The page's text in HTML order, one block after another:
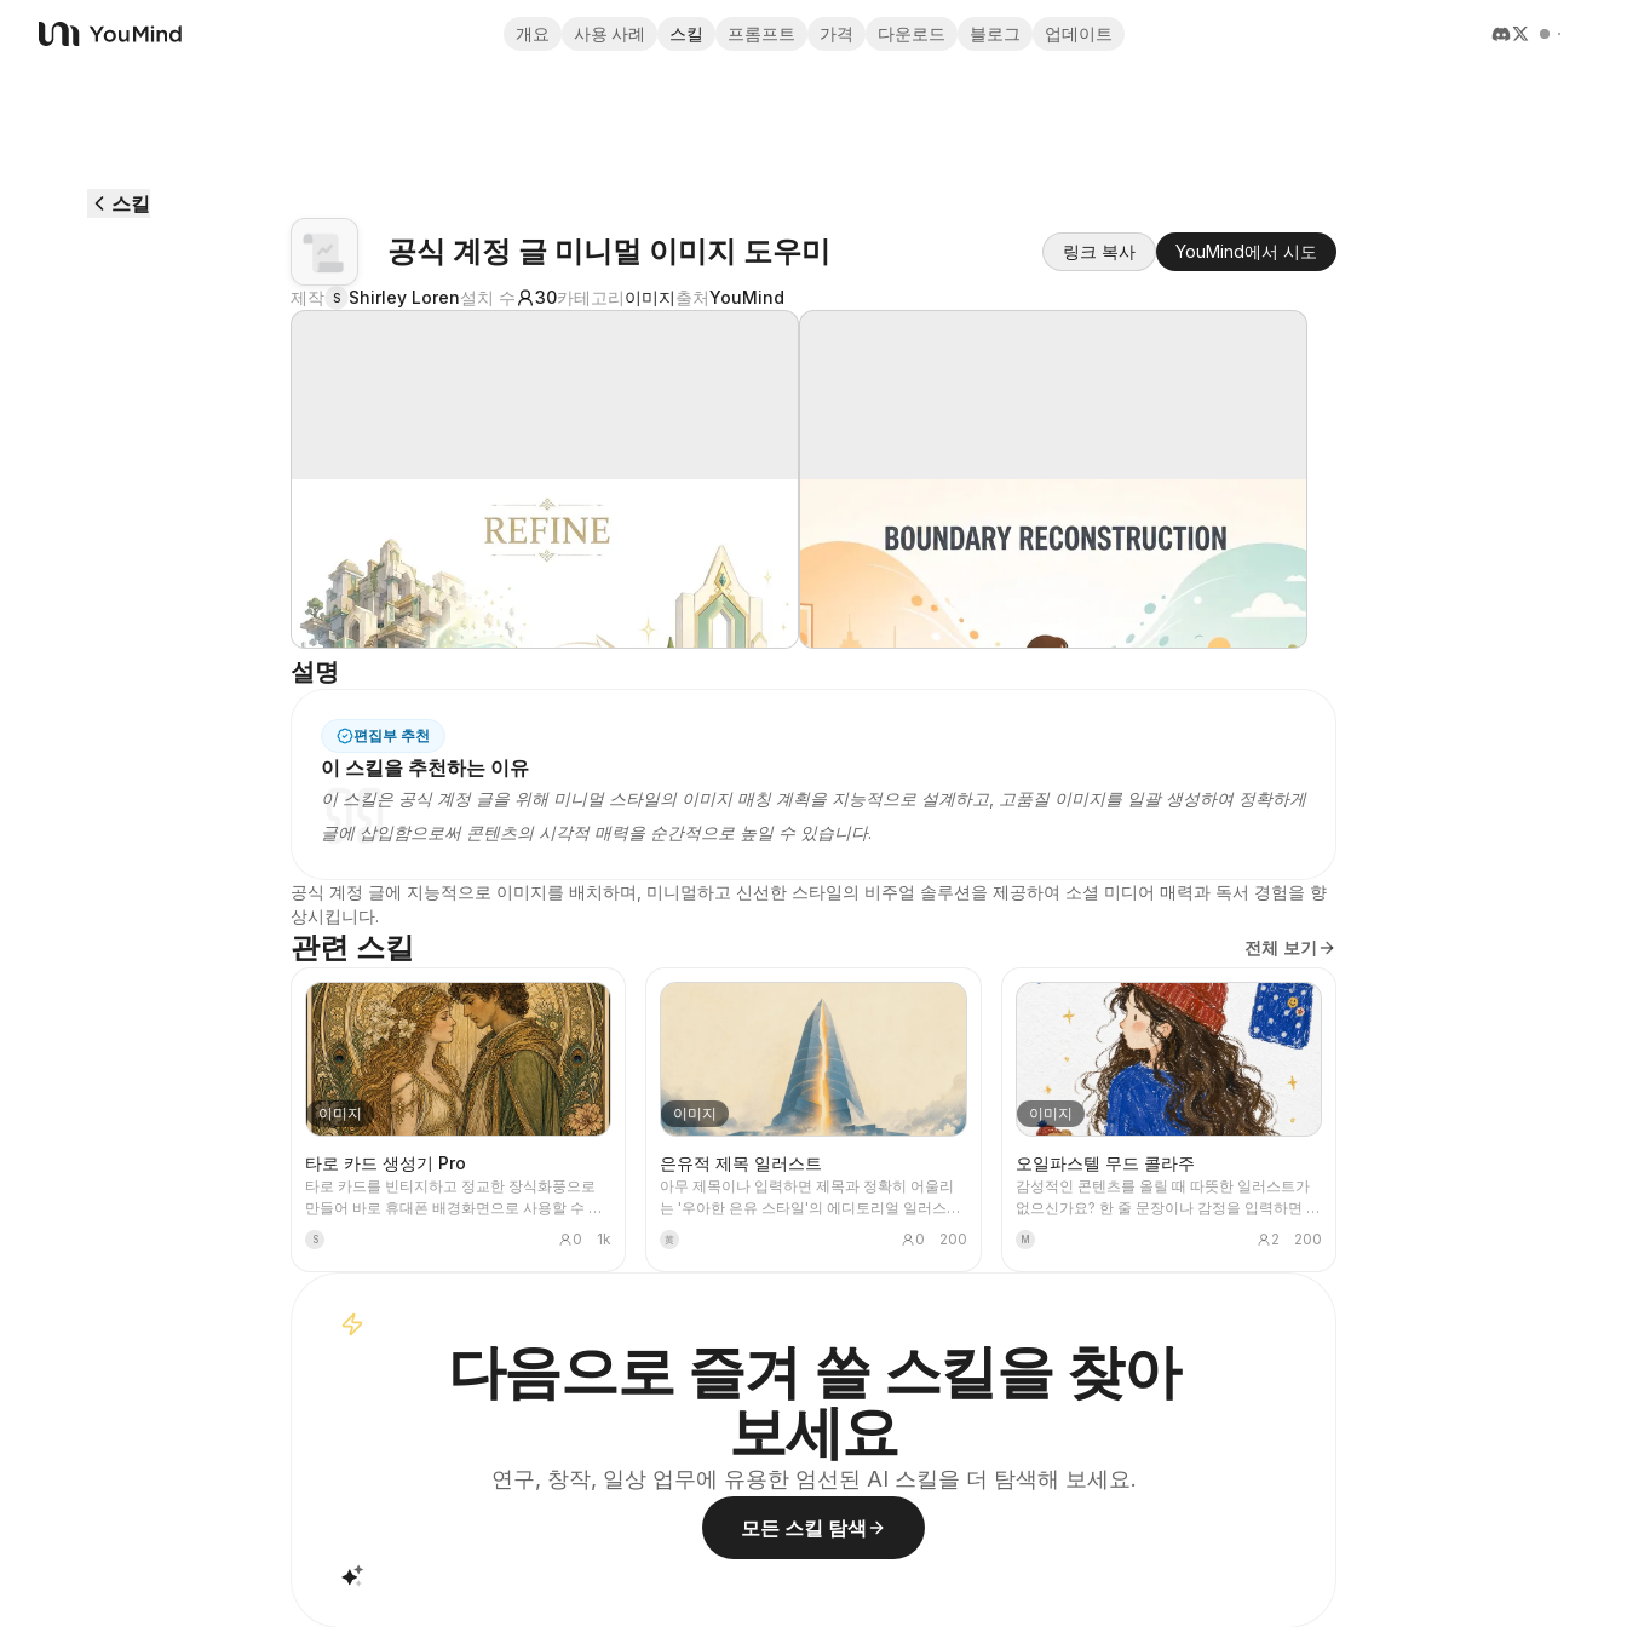
YouMind
개요 사용 사례 스킬 프롬프트 가격 다운로드 블로그 업데이트
스킬
공식 계정 글 미니멀 이미지 도우미 링크 복사 YouMind에서 시도
제작 S Shirley Loren설치 수 30카테고리이미지출처YouMind
설명
편집부 추천
이 스킬을 추천하는 이유
이 스킬은 공식 계정 글을 위해 미니멀 스타일의 이미지 매칭 계획을 지능적으로 설계하고, 고품질 이미지를 일괄 생성하여 정확하게
글에 삽입함으로써 콘텐츠의 시각적 매력을 순간적으로 높일 수 있습니다.
공식 계정 글에 지능적으로 이미지를 배치하며, 미니멀하고 신선한 스타일의 비주얼 솔루션을 제공하여 소셜 미디어 매력과 독서 경험을 향
상시킵니다.
관련 스킬 전체 보기
이미지
타로 카드 생성기 Pro
타로 카드를 빈티지하고 정교한 장식화풍으로
만들어 바로 휴대폰 배경화면으로 사용할 수 있
습니다. 원하는 테마(예: 북유럽 신화, 특정 애니/
게임 IP)나 뽑고 싶은 카드를 알려주면 스타일이
몇 장을 지원하며, 이미지는 정교하고 보기 좋으
며 거친 AI 플라스틱 느낌이 없습니다. YouMind
예약 작업과 함께 사용하면 매일 아침 자동으로
카드를 뽑고 해석할 수 있습니다(예약 작업은 직
S 0 1k
이미지
은유적 제목 일러스트
아무 제목이나 입력하면 제목과 정확히 어울리
는 '우아한 은유 스타일'의 에디토리얼 일러스트
표지를 생성합니다. 입자 스프레이 질감, 미스트
블루와 크림 화이트에 따뜻한 포인트 색상이 더
黄 0 200
이미지
오일파스텔 무드 콜라주
감성적인 콘텐츠를 올릴 때 따뜻한 일러스트가
없으신가요? 한 줄 문장이나 감정을 입력하면 오
일파스텔 손그림 인물, 흩어져 있는 일상 소품,
손글씨 문장을 담은 힐링 일러스트가 완성됩니
M 2 200
다음으로 즐겨 쓸 스킬을 찾아
보세요
연구, 창작, 일상 업무에 유용한 엄선된 AI 스킬을 더 탐색해 보세요.
모든 스킬 탐색